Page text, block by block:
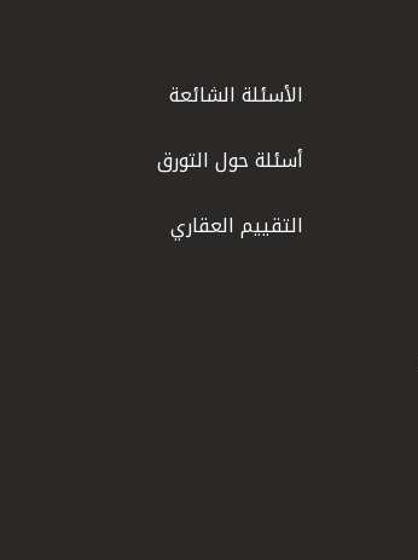
الأسئلة الشائعة
أسئلة حول التورق
التقييم العقاري